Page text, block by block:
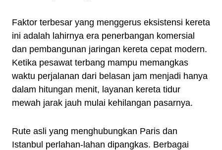
Faktor terbesar yang menggerus eksistensi kereta
ini adalah lahirnya era penerbangan komersial
dan pembangunan jaringan kereta cepat modern.
Ketika pesawat terbang mampu memangkas
waktu perjalanan dari belasan jam menjadi hanya
dalam hitungan menit, layanan kereta tidur
mewah jarak jauh mulai kehilangan pasarnya.
Rute asli yang menghubungkan Paris dan
Istanbul perlahan-lahan dipangkas. Berbagai